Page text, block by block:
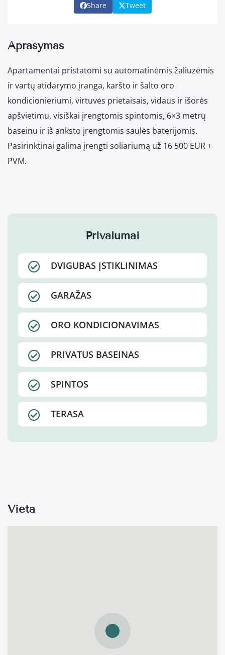
Share Tweet
Aprašymas
Apartamentai pristatomi su automatinėmis žaliuzėmis
ir vartų atidarymo įranga, karšto ir šalto oro
kondicionieriumi, virtuvės prietaisais, vidaus ir išorės
apšvietimu, visiškai įrengtomis spintomis, 6×3 metrų
baseinu ir iš anksto įrengtomis saulės baterijomis.
Pasirinktinai galima įrengti soliariumą už 16 500 EUR +
PVM.
Privalumai
DVIGUBAS ĮSTIKLINIMAS
GARAŽAS
ORO KONDICIONAVIMAS
PRIVATUS BASEINAS
SPINTOS
TERASA
Vieta